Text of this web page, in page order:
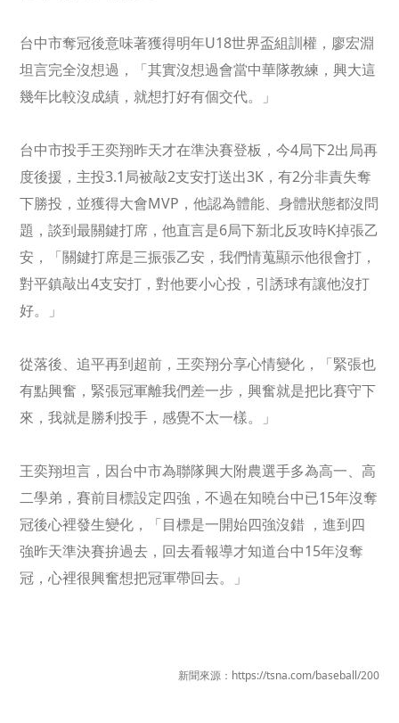
台中市奪冠後意味著獲得明年U18世界盃組訓權，廖宏淵
坦言完全沒想過，「其實沒想過會當中華隊教練，興大這
幾年比較沒成績，就想打好有個交代。」
台中市投手王奕翔昨天才在準決賽登板，今4局下2出局再
度後援，主投3.1 局被敲2支安打送出3K ，有2分非責失奪
下勝投，並獲得大會MVP ，他認為體能、身體狀態都沒問
題，談到最關鍵打席，他直言是6局下新北反攻時K掉張乙
安，「關鍵打席是三振張乙安，我們情蒐顯示他很會打，
對平鎮敲出4支安打，對他要小心投，引誘球有讓他沒打
好。」
從落後、追平再到超前，王奕翔分享心情變化，「緊張也
有點興奮，緊張冠軍離我們差一步，興奮就是把比賽守下
來，我就是勝利投手，感覺不太一樣。」
王奕翔坦言，因台中市為聯隊興大附農選手多為高一、高
二學弟，賽前目標設定四強，不過在知曉台中已15年沒奪
冠後心裡發生變化，「目標是一開始四強沒錯 ，進到四
強昨天準決賽拚過去，回去看報導才知道台中15年沒奪
冠，心裡很興奮想把冠軍帶回去。」
新聞來源：https://tsna.com/baseball/200